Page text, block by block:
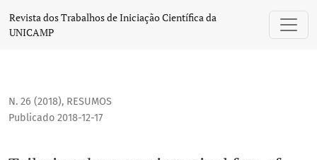
Tailoring the gastrointestinal fate of emulsions through
Revista dos Trabalhos de Iniciação Científica da
UNICAMP
N. 26 (2018), RESUMOS
Publicado 2018-12-17